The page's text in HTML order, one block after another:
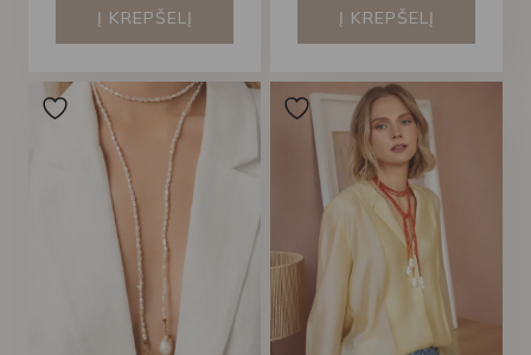
Į KREPŠELĮ Į KREPŠELĮ